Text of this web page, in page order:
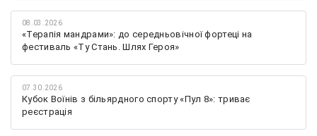
08.03.2026
«Терапія мандрами»: до середньовічної фортеці на
фестиваль «Ту Стань. Шлях Героя»
07.30.2026
Кубок Воїнів з більярдного спорту «Пул 8»: триває
реєстрація